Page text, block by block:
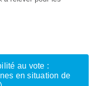
au vote :
en situation de